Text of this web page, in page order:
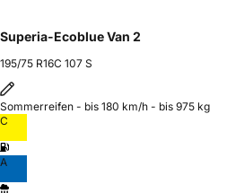
Superia-Ecoblue Van 2
195/75 R16C 107 S
Sommerreifen - bis 180 km/h - bis 975 kg
C
A